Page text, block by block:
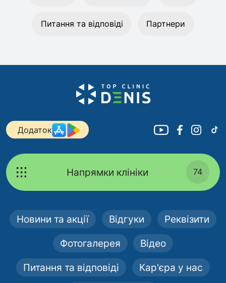
Питання та відповіді Партнери
Додаток
Напрямки клініки 74
Новини та акції Відгуки Реквізити
Фотогалерея Відео
Питання та відповіді Кар'єра у нас